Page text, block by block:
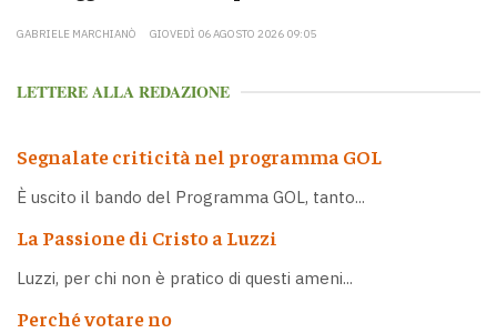
GABRIELE MARCHIANÒ GIOVEDÌ 06 AGOSTO 2026 09:05
LETTERE ALLA REDAZIONE
Segnalate criticità nel programma GOL
È uscito il bando del Programma GOL, tanto...
La Passione di Cristo a Luzzi
Luzzi, per chi non è pratico di questi ameni...
Perché votare no